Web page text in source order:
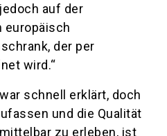
auf der
europäisch
der per
wird.“
schnell erklärt, doch
und die Qualität
zu erleben, ist